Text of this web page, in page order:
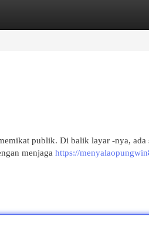
publik. Di balik layar -nya,
menjaga https://